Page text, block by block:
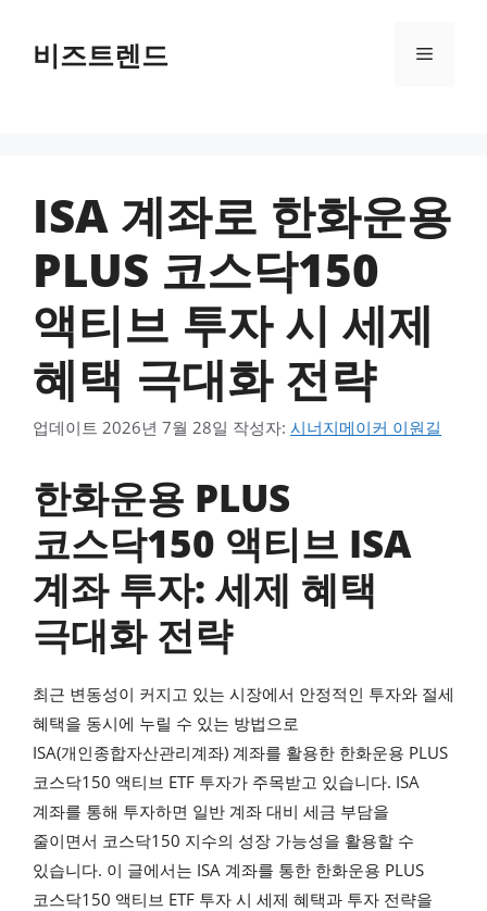
건너뛰기비즈트렌드 메뉴
ISA 계좌로 한화운용
PLUS 코스닥150
액티브 투자 시 세제
혜택 극대화 전략
업데이트 2026년 7월 28일 작성자: 시너지메이커 이원길
한화운용 PLUS
코스닥150 액티브 ISA
계좌 투자: 세제 혜택
극대화 전략
최근 변동성이 커지고 있는 시장에서 안정적인 투자와 절세
혜택을 동시에 누릴 수 있는 방법으로
ISA(개인종합자산관리계좌) 계좌를 활용한 한화운용 PLUS
코스닥150 액티브 ETF 투자가 주목받고 있습니다. ISA
계좌를 통해 투자하면 일반 계좌 대비 세금 부담을
줄이면서 코스닥150 지수의 성장 가능성을 활용할 수
있습니다. 이 글에서는 ISA 계좌를 통한 한화운용 PLUS
코스닥150 액티브 ETF 투자 시 세제 혜택과 투자 전략을